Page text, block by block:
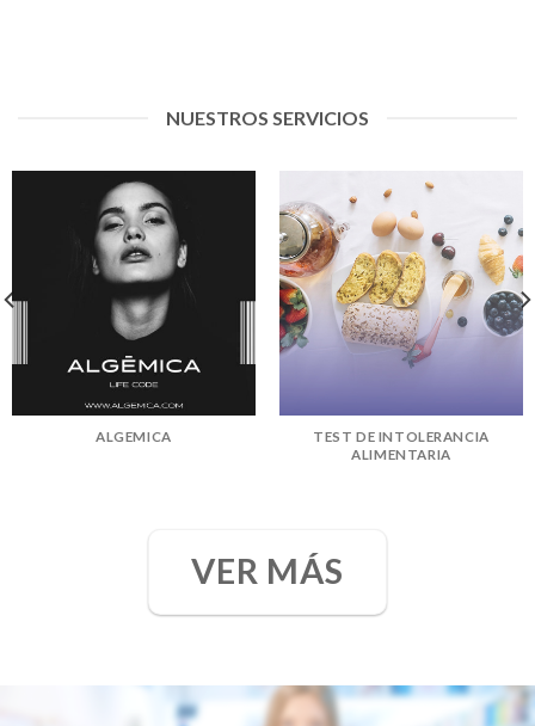
NUESTROS SERVICIOS
ALGEMICA
TEST DE INTOLERANCIA
ALIMENTARIA
VER MÁS